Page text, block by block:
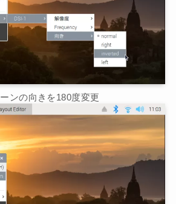
ンの向きを180度変更